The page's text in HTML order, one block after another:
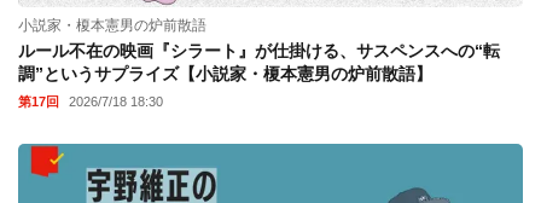
小説家・榎本憲男の炉前散語
ルール不在の映画『シラート』が仕掛ける、サスペンスへの“転
調”というサプライズ【小説家・榎本憲男の炉前散語】
第17回 2026/7/18 18:30